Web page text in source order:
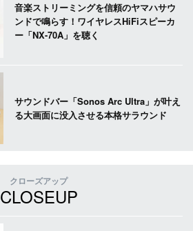
音楽ストリーミングを信頼のヤマハサウ
ンドで鳴らす！ワイヤレスHiFiスピーカ
ー「NX-70A」を聴く
サウンドバー「Sonos Arc Ultra」が叶え
る大画面に没入させる本格サラウンド
クローズアップ
CLOSEUP